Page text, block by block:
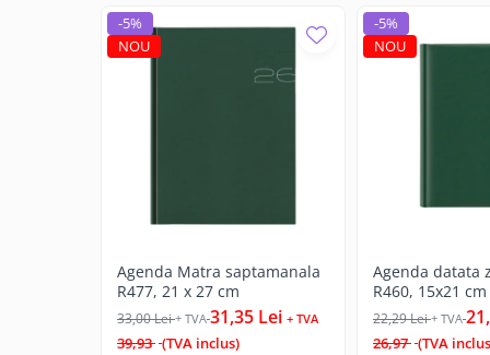
-5%
NOU
Agenda Matra saptamanala
R477, 21 x 27 cm
33,00 Lei+ TVA 31,35 Lei + TVA
39,93 (TVA inclus)
-5%
NOU
Agenda datata
R460, 15x21 cm
22,29 Lei+ TVA
26,97 (TVA